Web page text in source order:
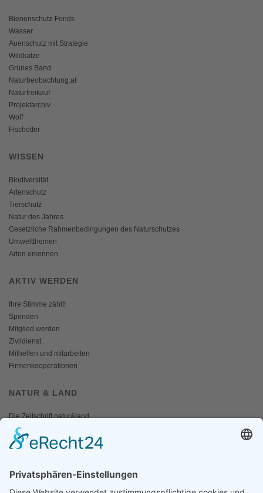
Bienenschutz-Fonds
Wasser
Auenschutz mit Strategie
Wildkatze
Grünes Band
Naturbeobachtung.at
Naturfreikauf
Projektarchiv
Wolf
Fischotter
WISSEN
Biodiversität
Artenschutz
Tierschutz
Natur des Jahres
Gesetzliche Rahmenbedingungen des Naturschutzes
Umweltthemen
Arten erkennen
AKTIV WERDEN
Ihre Stimme zählt!
Spenden
Mitglied werden
Zivildienst
Mithelfen und mitarbeiten
Firmenkooperationen
NATUR & LAND
Die Zeitschrift natur&land
Archiv
Mediadaten